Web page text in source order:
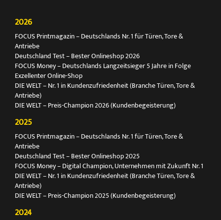
2026
FOCUS Printmagazin – Deutschlands Nr. 1 für Türen, Tore &
Antriebe
Deutschland Test – Bester Onlineshop 2026
FOCUS Money – Deutschlands Langzeitsieger 5 Jahre in Folge
Exzellenter Online-Shop
DIE WELT – Nr. 1 in Kundenzufriedenheit (Branche Türen, Tore &
Antriebe)
DIE WELT – Preis-Champion 2026 (Kundenbegeisterung)
2025
FOCUS Printmagazin – Deutschlands Nr. 1 für Türen, Tore &
Antriebe
Deutschland Test – Bester Onlineshop 2025
FOCUS Money – Digital Champion, Unternehmen mit Zukunft Nr. 1
DIE WELT – Nr. 1 in Kundenzufriedenheit (Branche Türen, Tore &
Antriebe)
DIE WELT – Preis-Champion 2025 (Kundenbegeisterung)
2024